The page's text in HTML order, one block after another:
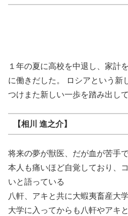
１年の夏に高校を中退し、家計
に働きだした。 ロシアという新
つけまた新しい一歩を踏み出し
【相川 進之介】
将来の夢が獣医、だが血が苦手
本人も痛いほど自覚しており、
いと語っている
八軒、アキと共に大蝦夷畜産大
大学に入ってからも八軒やアキ